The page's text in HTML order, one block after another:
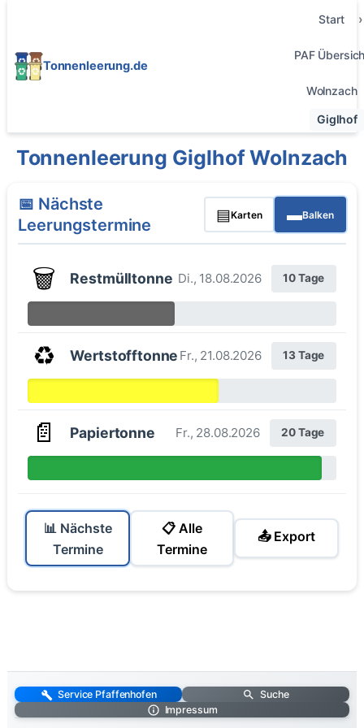
Tonnenleerung.de
Start
PAF
Wolnzach
Giglhof
Tonnenleerung Giglhof Wolnzach
📅 Nächste
Leerungstermine
▤Karten ▬Balken
🗑️ Restmülltonne Di., 18.08.2026 10 Tage
♻️ Wertstofftonne Fr., 21.08.2026 13 Tage
📄 Papiertonne Fr., 28.08.2026 20 Tage
📊 Nächste
Termine
📋 Alle
Termine
📤 Export
Service Pfaffenhofen
Suche
Impressum